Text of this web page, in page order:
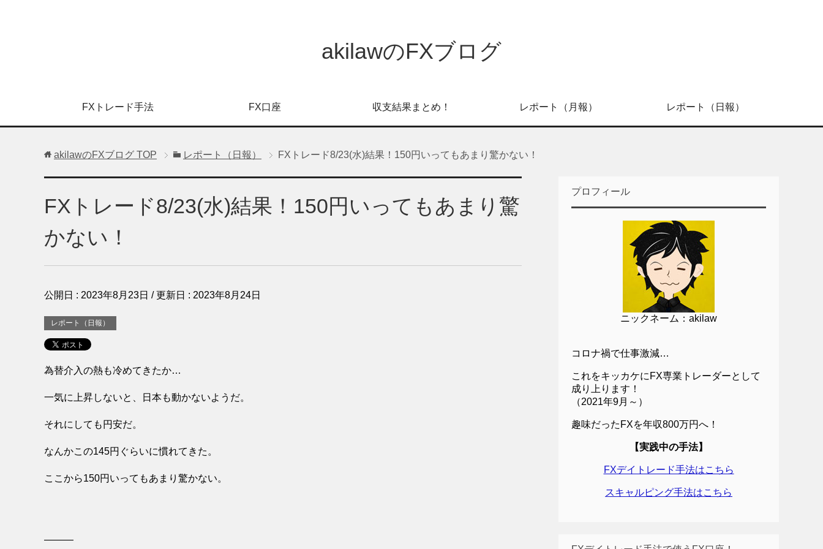
akilawのFXブログ
FXトレード手法 FX口座 収支結果まとめ！ レポート（月報） レポート（日報）
akilawのFXブログ TOP レポート（日報） FXトレード8/23(水)結果！150円いってもあまり驚かない！
FXトレード8/23(水)結果！150円いってもあまり驚
かない！
公開日 : 2023年8月23日 / 更新日 : 2023年8月24日
レポート（日報）
為替介入の熱も冷めてきたか…
一気に上昇しないと、日本も動かないようだ。
それにしても円安だ。
なんかこの145円ぐらいに慣れてきた。
ここから150円いってもあまり驚かない。
———
プロフィール
ニックネーム：akilaw
コロナ禍で仕事激減…
これをキッカケにFX専業トレーダーとして
成り上ります！
（2021年9月～）
趣味だったFXを年収800万円へ！
【実践中の手法】
FXデイトレード手法はこちら
スキャルピング手法はこちら